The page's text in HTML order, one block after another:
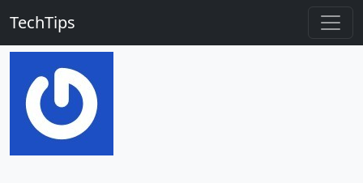
TechTips